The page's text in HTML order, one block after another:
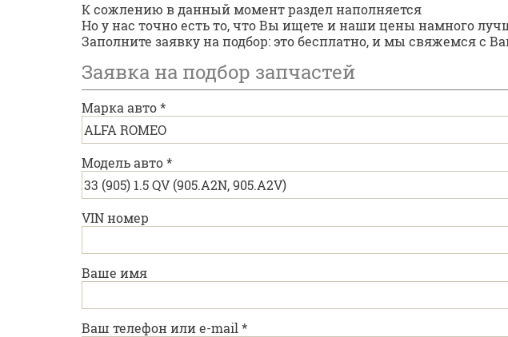
К сожлению в данный момент раздел наполняется
Но у нас точно есть то, что Вы ищете и наши цены намного
Заполните заявку на подбор: это бесплатно, и мы свяжемся с
Заявка на подбор запчастей
Марка авто*
Модель авто*
VIN номер
Ваше имя
Ваш телефон или e-mail *